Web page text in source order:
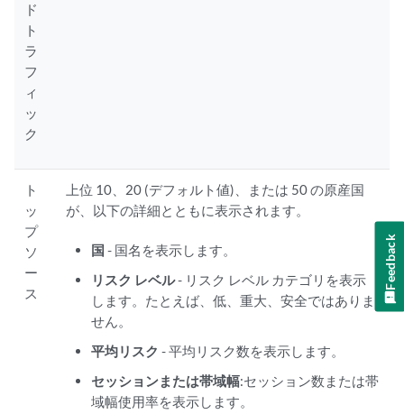
ド
ト
ラ
フ
ィ
ッ
ク
ト
ッ
プ
ソ
ー
ス
上位 10、20 (デフォルト値)、または 50 の原産国
が、以下の詳細とともに表示されます。
国 - 国名を表示します。
リスク レベル- リスク レベル カテゴリを表示
します。たとえば、低、重大、安全ではありま
せん。
平均リスク - 平均リスク数を表示します。
セッションまたは帯域幅:セッション数または帯
域幅使用率を表示します。
Feedback